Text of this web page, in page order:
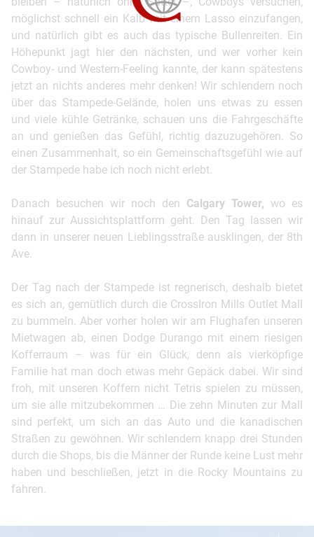
möglichst schnell ein Kalb mit einem Lasso einzufangen,
und natürlich gibt es auch das typische Bullenreiten. Ein
Höhepunkt jagt hier den nächsten, und wer vorher kein
Cowboy- und Western-Feeling kannte, der kann spätestens
jetzt an nichts anderes mehr denken! Wir schlendern noch
über das Stampede-Gelände, holen uns etwas zu essen
und viele kühle Getränke, schauen uns die Fahrgeschäfte
an und genießen das Gefühl, richtig dazuzugehören. So
einen Zusammenhalt, so ein Gemeinschaftsgefühl wie auf
der Stampede habe ich noch nicht erlebt.
Danach besuchen wir noch den Calgary Tower, wo es
hinauf zur Aussichtsplattform geht. Den Tag lassen wir
dann in unserer neuen Lieblingsstraße ausklingen, der 8th
Ave.
Der Tag nach der Stampede ist regnerisch, deshalb bietet
es sich an, gemütlich durch die CrossIron Mills Outlet Mall
zu bummeln. Aber vorher holen wir am Flughafen unseren
Mietwagen ab, einen Dodge Durango mit einem riesigen
Kofferraum – was für ein Glück, denn als vierköpfige
Familie hat man doch etwas mehr Gepäck dabei. Wir sind
froh, mit unseren Koffern nicht Tetris spielen zu müssen,
um sie alle mitzubekommen … Die zehn Minuten zur Mall
sind perfekt, um sich an das Auto und die kanadischen
Straßen zu gewöhnen. Wir schlendern knapp drei Stunden
durch die Shops, bis die Männer der Runde keine Lust mehr
haben und beschließen, jetzt in die Rocky Mountains zu
fahren.